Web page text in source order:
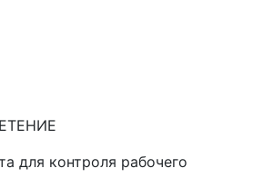
для контроля рабочего